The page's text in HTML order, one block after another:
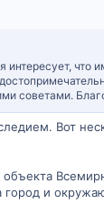
что
советами.
Вот
объекта
город и